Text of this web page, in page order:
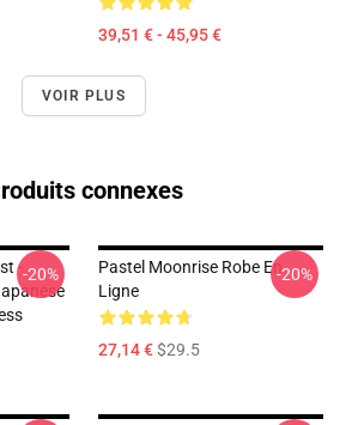
39,51 € - 45,95 €
VOIR PLUS
connexes
--20%
Pastel Moonrise Robe En
Ligne
27,14 €$29.5
-20%